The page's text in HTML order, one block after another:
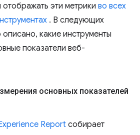
эти метрики во всех
. В следующих
какие инструменты
показатели веб-
основных показателей
Reportсобирает